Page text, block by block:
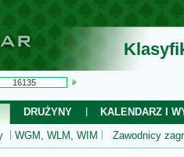
DRUŻYNY
KALENDARZ I
WGM, WLM, WIM Zawodnicy